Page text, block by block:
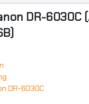
DR-6030C
DR-6030C
mm
liệu